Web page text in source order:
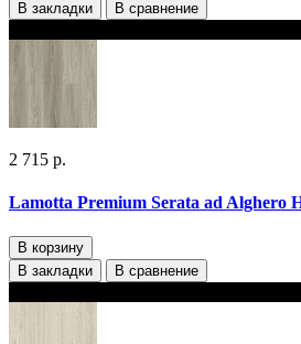
В закладки В сравнение
2 715 р.
Lamotta Premium Serata ad Alghero
В корзину
В закладки
В сравнение